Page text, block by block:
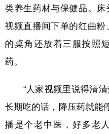
类养生药材与保健品。
视频直播间下单的红曲
的桌角还放着三服按照
药。
“人家视频里说得清清
长期吃的话，降压药就能
播是个老中医，好多老